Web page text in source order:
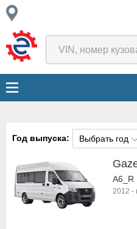
Год выпуска: Выбрать год
A6_R
2012 -